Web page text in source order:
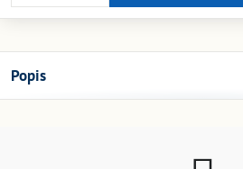
Popis